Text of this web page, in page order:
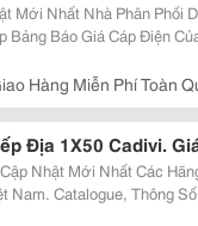
Tín &AHàng Miễn Phí Toàn
Địa 1X50 Cadivi.
Nam. Catalogue, Thông